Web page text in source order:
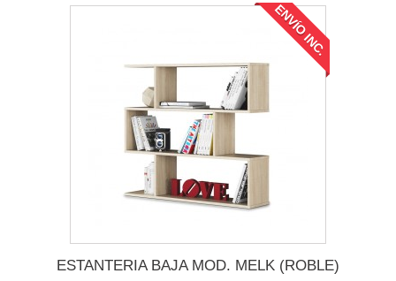
ENVÍO INC.
ESTANTERIA BAJA MOD. MELK (ROBLE)